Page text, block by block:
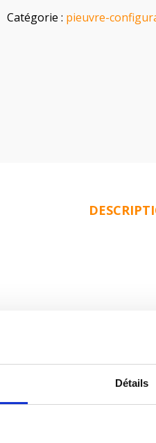
Détails
Catégorie : pieuvre-